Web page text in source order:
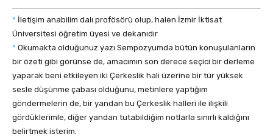
* İletişim anabilim dalı profösörü olup, halen İzmir İktisat
Üniversitesi öğretim üyesi ve dekanıdır
* Okumakta olduğunuz yazı Sempozyumda bütün konuşulanların
bir özeti gibi görünse de, amacımın son derece seçici bir derleme
yaparak beni etkileyen iki Çerkeslik hali üzerine bir tür yüksek
sesle düşünme çabası olduğunu, metinlere yaptığım
göndermelerin de, bir yandan bu Çerkeslik halleri ile ilişkili
gördüklerimle, diğer yandan tutabildiğim notlarla sınırlı kaldığını
belirtmek isterim.